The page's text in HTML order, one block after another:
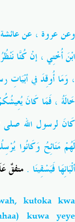
وعن عروة ، عن عائشة
ابْنَ أُخْتِي ، إنْ كُنَّا
، وَمَا أُوقِدَ في أبْيَاتِ
خَالَةُ ، فَمَا كَانَ
كَانَ لرسول الله صلى
لَهُمْ مَنَائِحُ وَكَانُوا
ألْبَانِهَا فَيَسْقِينَا . متفقٌ
kutoka kwa
kuwa yeye